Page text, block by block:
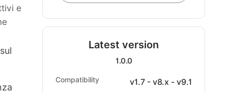
e
Latest version
1.0.0
Compatibility v1.7 - v8.x - v9.1